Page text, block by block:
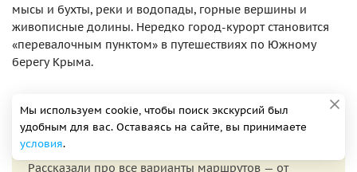
мысы и бухты, реки и водопады, горные вершины и
живописные долины. Нередко город-курорт становится
«перевалочным пунктом» в путешествиях по Южному
берегу Крыма.
В этой статье вы узнаете, как быстро добраться из
Феодосии в Ялту и сэкономить на дороге.
Рассказали про все варианты маршрутов — от
Мы используем cookie, чтобы поиск экскурсий был
удобным для вас. Оставаясь на сайте, вы принимаете
условия.